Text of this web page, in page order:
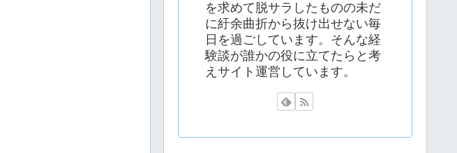
を求めて脱サラしたものの未だ
に紆余曲折から抜け出せない毎
日を過ごしています。そんな経
験談が誰かの役に立てたらと考
えサイト運営しています。